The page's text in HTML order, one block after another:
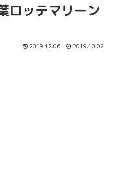
ロッテマリーン
2019.12.06 2019.10.02